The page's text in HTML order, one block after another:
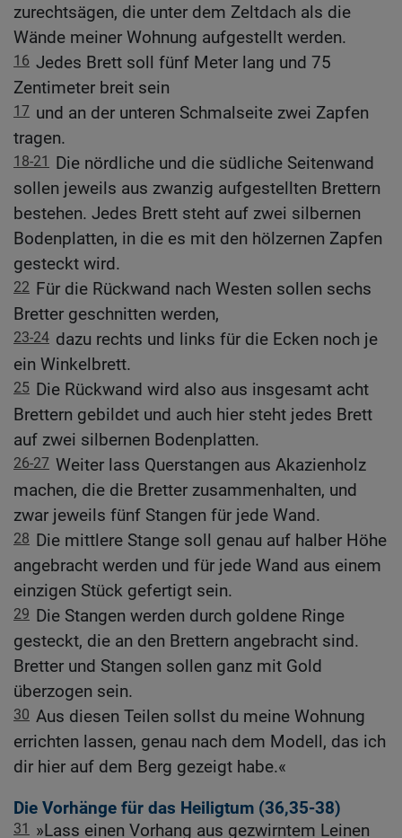
zurechtsägen, die unter dem Zeltdach als die
Wände meiner Wohnung aufgestellt werden.
16 Jedes Brett soll fünf Meter lang und 75
Zentimeter breit sein
17 und an der unteren Schmalseite zwei Zapfen
tragen.
18-21
Die nördliche und die südliche Seitenwand
sollen jeweils aus zwanzig aufgestellten Brettern
bestehen. Jedes Brett steht auf zwei silbernen
Bodenplatten, in die es mit den hölzernen Zapfen
gesteckt wird.
22 Für die Rückwand nach Westen sollen sechs
Bretter geschnitten werden,
23-24 dazu rechts und links für die Ecken noch je
ein Winkelbrett.
25 Die Rückwand wird also aus insgesamt acht
Brettern gebildet und auch hier steht jedes Brett
auf zwei silbernen Bodenplatten.
26-27 Weiter lass Querstangen aus Akazienholz
machen, die die Bretter zusammenhalten, und
zwar jeweils fünf Stangen für jede Wand.
28 Die mittlere Stange soll genau auf halber Höhe
angebracht werden und für jede Wand aus einem
einzigen Stück gefertigt sein.
29 Die Stangen werden durch goldene Ringe
gesteckt, die an den Brettern angebracht sind.
Bretter und Stangen sollen ganz mit Gold
überzogen sein.
30 Aus diesen Teilen sollst du meine Wohnung
errichten lassen, genau nach dem Modell, das ich
dir hier auf dem Berg gezeigt habe.«
Die Vorhänge für das Heiligtum (36,35-38)
31 »Lass einen Vorhang aus gezwirntem Leinen